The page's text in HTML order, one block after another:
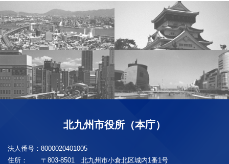
北九州市役所（本庁）
法人番号： 8000020401005
住所：
〒803-8501 北九州市小倉北区城内1番1号